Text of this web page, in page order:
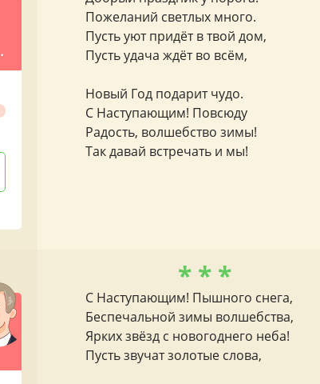
Пожеланий светлых много.
Пусть уют придёт в твой дом,
Пусть удача ждёт во всём,
Новый Год подарит чудо.
С Наступающим! Повсюду
Радость, волшебство зимы!
Так давай встречать и мы!
* * *
С Наступающим! Пышного снега,
Беспечальной зимы волшебства,
Ярких звёзд с новогоднего неба!
Пусть звучат золотые слова,